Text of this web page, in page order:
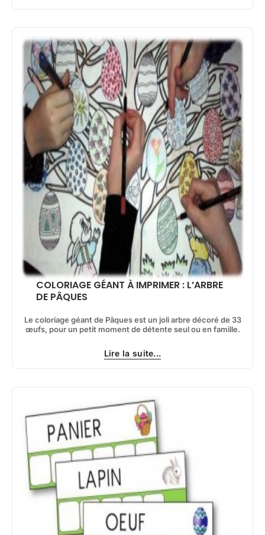
COLORIAGE GÉANT À IMPRIMER : L’ARBRE
DE PÂQUES
Le coloriage géant de Pâques est un joli arbre décoré de 33
œufs, pour un petit moment de détente seul ou en famille.
Lire la suite...